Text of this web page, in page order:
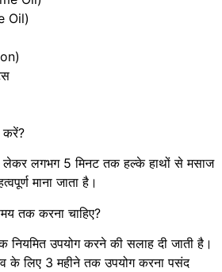
Oil)
करें?
लेकर लगभग 5 मिनट तक हल्के हाथों से मसाज
माना जाता है।
तक करना चाहिए?
उपयोग करने की सलाह दी जाती है।
के लिए 3 महीने तक उपयोग करना पसंद